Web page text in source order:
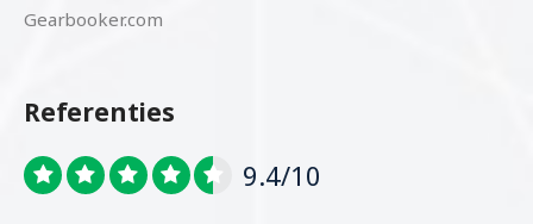
Gearbooker.com
Referenties
9.4/10